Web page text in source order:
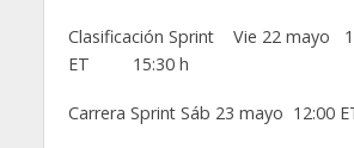
Clasificación Sprint Vie 22 mayo
ET 15:30 h
Carrera Sprint Sáb 23 mayo